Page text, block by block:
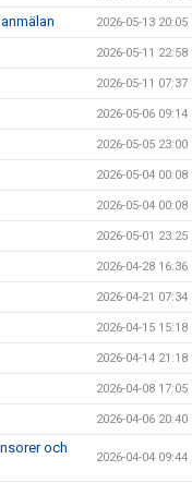
2026-05-13 20:05
2026-05-11 22:58
2026-05-11 07:37
2026-05-06 09:14
2026-05-05 23:00
2026-05-04 00:08
2026-05-04 00:08
2026-05-01 23:25
2026-04-28 16:36
2026-04-21 07:34
2026-04-15 15:18
2026-04-14 21:18
2026-04-08 17:05
2026-04-06 20:40
och
2026-04-04 09:44